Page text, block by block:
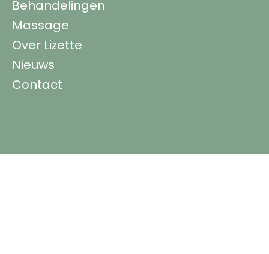
Behandelingen
Massage
Over Lizette
Nieuws
Contact